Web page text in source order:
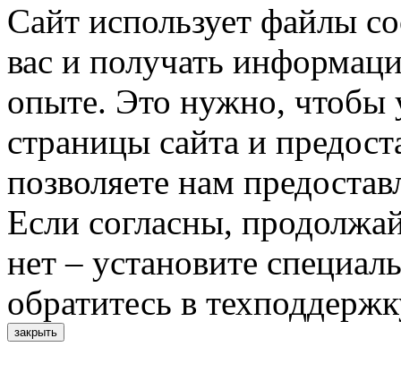
Сайт использует файлы
вас и получать
опыте. Это нужно, чтобы
страницы сайта и
позволяете нам
Если согласны,
нет – установите
обратитесь в
закрыть